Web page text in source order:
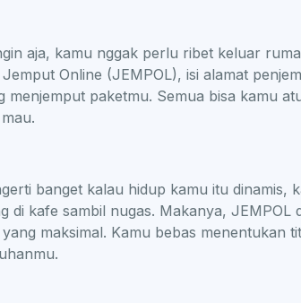
aja, kamu nggak perlu ribet keluar
Online (JEMPOL), isi alamat
menjemput paketmu. Semua bisa kamu
banget kalau hidup kamu itu dinamis,
di kafe sambil nugas. Makanya, JEMPOL
maksimal. Kamu bebas menentukan